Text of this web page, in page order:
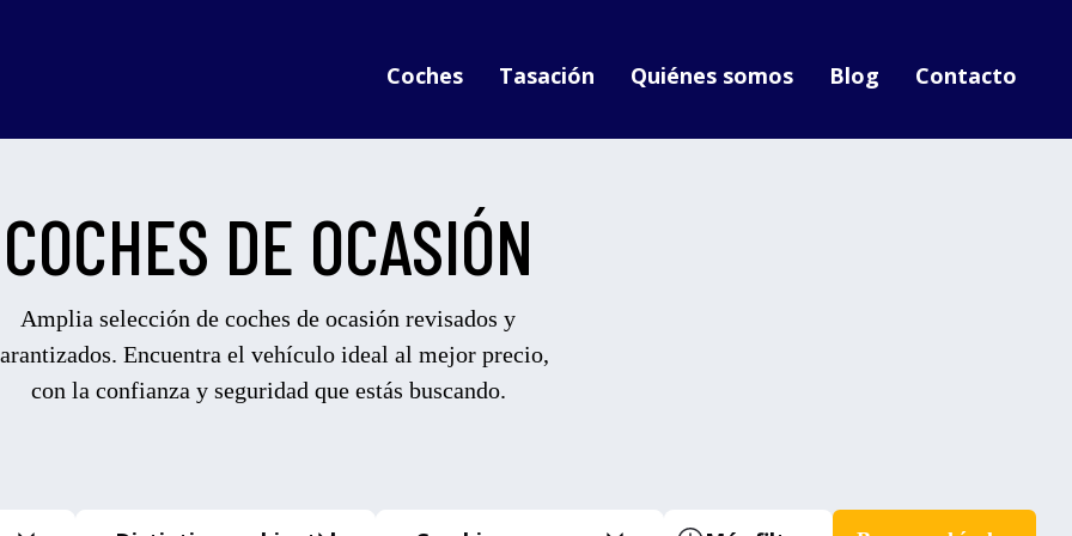
Coches Tasación Quiénes somos Blog Contacto
COCHES DE OCASIÓN
Amplia selección de coches de ocasión revisados y
Encuentra el vehículo ideal al mejor precio,
con la confianza y seguridad que estás buscando.